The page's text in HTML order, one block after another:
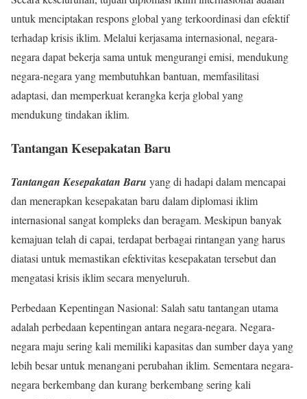
untuk menciptakan respons global yang terkoordinasi dan efektif
terhadap krisis iklim. Melalui kerjasama internasional, negara-
negara dapat bekerja sama untuk mengurangi emisi, mendukung
negara-negara yang membutuhkan bantuan, memfasilitasi
adaptasi, dan memperkuat kerangka kerja global yang
mendukung tindakan iklim.
Tantangan Kesepakatan Baru
Tantangan Kesepakatan Baru yang di hadapi dalam mencapai
dan menerapkan kesepakatan baru dalam diplomasi iklim
internasional sangat kompleks dan beragam. Meskipun banyak
kemajuan telah di capai, terdapat berbagai rintangan yang harus
diatasi untuk memastikan efektivitas kesepakatan tersebut dan
mengatasi krisis iklim secara menyeluruh.
Perbedaan Kepentingan Nasional: Salah satu tantangan utama
adalah perbedaan kepentingan antara negara-negara. Negara-
negara maju sering kali memiliki kapasitas dan sumber daya yang
lebih besar untuk menangani perubahan iklim. Sementara negara-
negara berkembang dan kurang berkembang sering kali